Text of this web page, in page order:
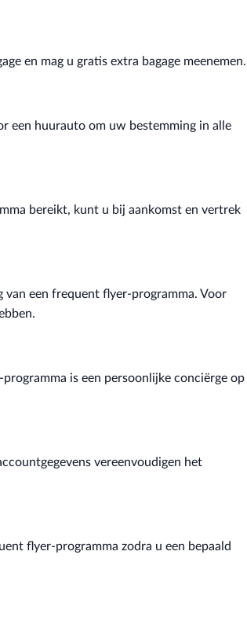
en mag u gratis extra bagage meenemen.
een huurauto om uw bestemming in alle
bereikt, kunt u bij aankomst en vertrek
een frequent flyer-programma. Voor
is een persoonlijke conciërge op
vereenvoudigen het
flyer-programma zodra u een bepaald